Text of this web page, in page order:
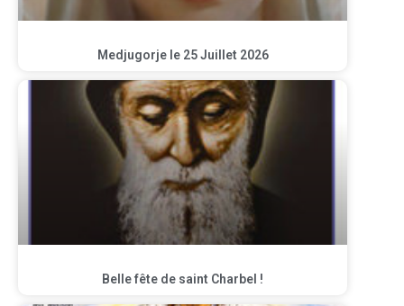
Medjugorje le 25 Juillet 2026
Belle fête de saint Charbel !